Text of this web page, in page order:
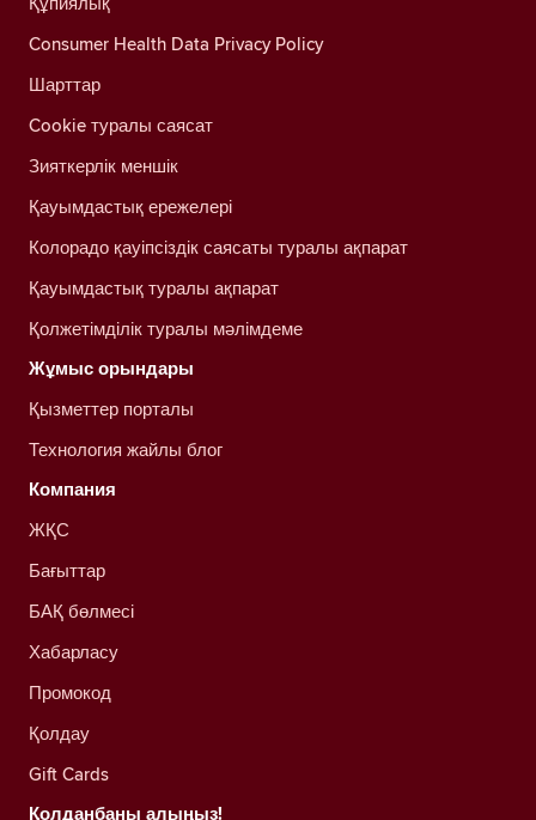
Consumer Health Data Privacy Policy
Шарттар
Cookie туралы саясат
Зияткерлік меншік
Қауымдастық ережелері
Колорадо қауіпсіздік саясаты туралы ақпарат
Қауымдастық туралы ақпарат
Қолжетімділік туралы мәлімдеме
Жұмыс орындары
Қызметтер порталы
Технология жайлы блог
Компания
ЖҚС
Бағыттар
БАҚ бөлмесі
Хабарласу
Промокод
Қолдау
Gift Cards
Қолданбаны алыңыз!